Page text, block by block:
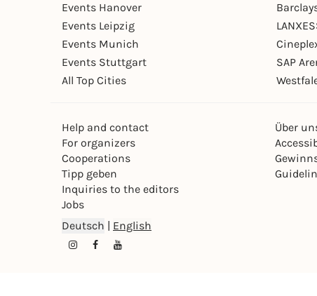
Events Hanover
Events Leipzig
Events Munich
Events Stuttgart
All Top Cities
SAP
Help and contact
For organizers
Cooperations
Tipp geben
Inquiries to the editors
Jobs
Über
Deutsch | English